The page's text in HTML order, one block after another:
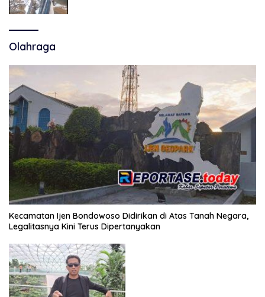
Olahraga
Kecamatan Ijen Bondowoso Didirikan di Atas Tanah Negara,
Legalitasnya Kini Terus Dipertanyakan